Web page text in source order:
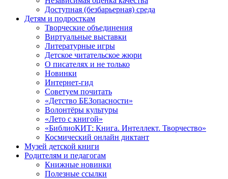
Доступная (безбарьерная) среда
Детям и подросткам
Творческие объединения
Виртуальные выставки
Литературные игры
Детское читательское жюри
О писателях и не только
Новинки
Интернет-гид
Советуем почитать
«Детство БЕЗопасности»
Волонтёры культуры
«Лето с книгой»
«БиблиоКИТ: Книга. Интеллект. Творчество»
Космический онлайн диктант
Музей детской книги
Родителям и педагогам
Книжные новинки
Полезные ссылки